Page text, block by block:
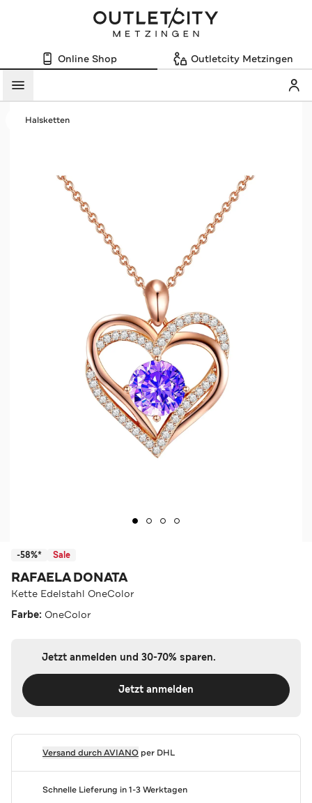
Online Shop Outletcity Metzingen
Menü
Halsketten
-58%* Sale
RAFAELA DONATA
Kette Edelstahl OneColor
Farbe: OneColor
Jetzt anmelden und 30-70% sparen.
Jetzt anmelden
Versand durchAVIANOper DHL
Schnelle Lieferung in 1-3 Werktagen